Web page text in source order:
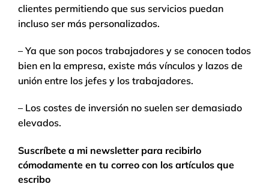
clientes permitiendo que sus servicios puedan
incluso ser más personalizados.
– Ya que son pocos trabajadores y se conocen todos
bien en la empresa, existe más vínculos y lazos de
unión entre los jefes y los trabajadores.
– Los costes de inversión no suelen ser demasiado
elevados.
Suscríbete a mi newsletter para recibirlo
cómodamente en tu correo con los artículos que
escribo